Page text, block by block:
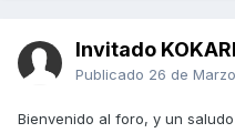
Invitado
Publicado 26 de
Bienvenido al foro, y un